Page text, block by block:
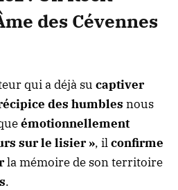
des Cévennes
qui a déjà su captiver
des humbles nous
émotionnellement
sur le lisier », ilconfirme
la mémoire de son territoire
.